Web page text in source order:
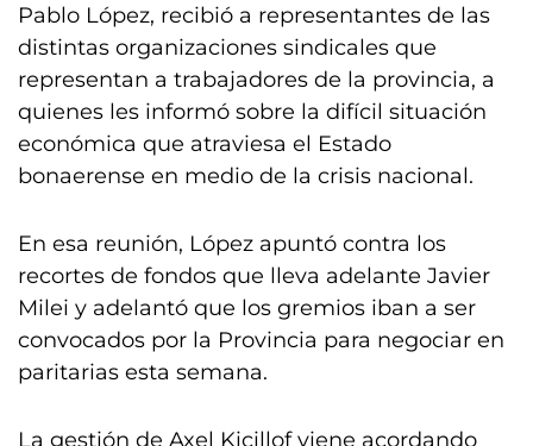
Pablo López, recibió a representantes de las
distintas organizaciones sindicales que
representan a trabajadores de la provincia, a
quienes les informó sobre la difícil situación
económica que atraviesa el Estado
bonaerense en medio de la crisis nacional.
En esa reunión, López apuntó contra los
recortes de fondos que lleva adelante Javier
Milei y adelantó que los gremios iban a ser
convocados por la Provincia para negociar en
paritarias esta semana.
La gestión de Axel Kicillof viene acordando